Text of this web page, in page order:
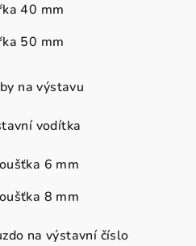
40 mm
50 mm
na výstavu
vodítka
6 mm
8 mm
na výstavní číslo